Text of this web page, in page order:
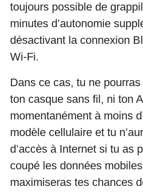
toujours possible de
minutes d’autonomie
désactivant la connexion
Wi-Fi.
Dans ce cas, tu ne
ton casque sans fil, ni ton
momentanément à moins
modèle cellulaire et tu
d’accès à Internet si tu as
coupé les données
maximiseras tes chances